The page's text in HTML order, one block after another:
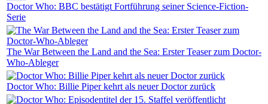
Doctor Who: BBC bestätigt Fortführung seiner Science-Fiction-
Serie
The War Between the Land and the Sea: Erster Teaser zum Doctor-
Who-Ableger
Doctor Who: Billie Piper kehrt als neuer Doctor zurück